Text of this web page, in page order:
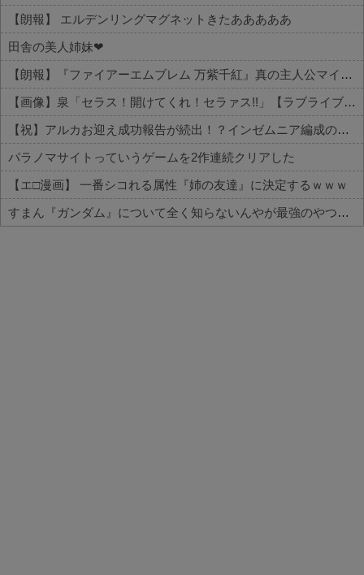
【朗報】 エルデンリングマグネットきたあああああ
田舎の美人姉妹❤
【朗報】『ファイアーエムブレム 万紫千紅』真の主人公マイユニはキャラメイクが可能
【画像】泉「セラス！開けてくれ！セラァス!!」【ラブライブ！蓮ノ空】
【祝】アルカお迎え成功報告が続出！？インゼムニア編成の声がコチラ
パラノマサイトっていうゲームを2作連続クリアした
【エ□漫画】 一番シコれる属性『姉の友達』に決定するｗｗｗ
すまん『ガンダム』について全く知らないんやが最強のやつはどんなの？